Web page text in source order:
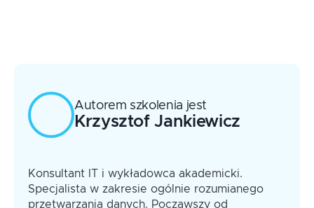
Porty wejściowe i wyjściowe
Definicje przepływów i szablony
Dodatkowe interfejsy — NiFi CLI i REST
Autorem szkolenia jest
Krzysztof Jankiewicz
Konsultant IT i wykładowca akademicki.
Specjalista w zakresie ogólnie rozumianego
przetwarzania danych. Począwszy od